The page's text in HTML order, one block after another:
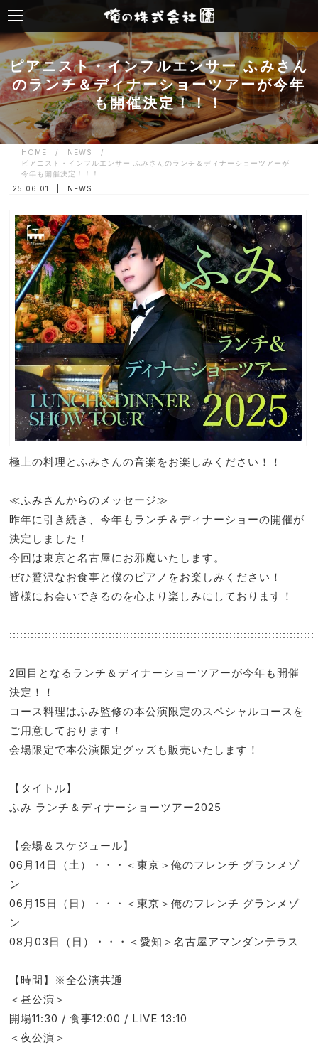
ピアニスト・インフルエンサー ふみさん
のランチ＆ディナーショーツアーが今年
も開催決定！！！
HOME / NEWS
/
ピアニスト・インフルエンサー ふみさんのランチ＆ディナーショーツアーが
今年も開催決定！！！
25.06.01 |
NEWS
極上の料理とふみさんの音楽をお楽しみください！！
≪ふみさんからのメッセージ≫
昨年に引き続き、今年もランチ＆ディナーショーの開催が
決定しました！
今回は東京と名古屋にお邪魔いたします。
ぜひ贅沢なお食事と僕のピアノをお楽しみください！
皆様にお会いできるのを心より楽しみにしております！
::::::::::::::::::::::::::::::::::::::::::::::::::::::::::::::::::::::::::::::::::::::
2回目となるランチ＆ディナーショーツアーが今年も開催
決定！！
コース料理はふみ監修の本公演限定のスペシャルコースを
ご用意しております！
会場限定で本公演限定グッズも販売いたします！
【タイトル】
ふみ ランチ＆ディナーショーツアー2025
【会場＆スケジュール】
06月14日（土）・・・＜東京＞俺のフレンチ グランメゾ
ン
06月15日（日）・・・＜東京＞俺のフレンチ グランメゾ
ン
08月03日（日）・・・＜愛知＞名古屋アマンダンテラス
【時間】※全公演共通
＜昼公演＞
開場11:30 / 食事12:00 / LIVE 13:10
＜夜公演＞